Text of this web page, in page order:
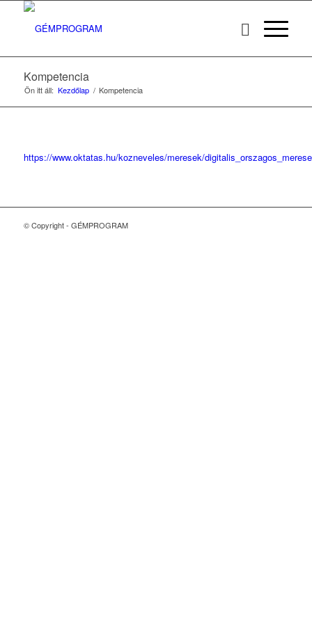
Kompetencia
Ön itt áll: Kezdőlap / Kompetencia
https://www.oktatas.hu/kozneveles/meresek/
© Copyright - GÉMPROGRAM